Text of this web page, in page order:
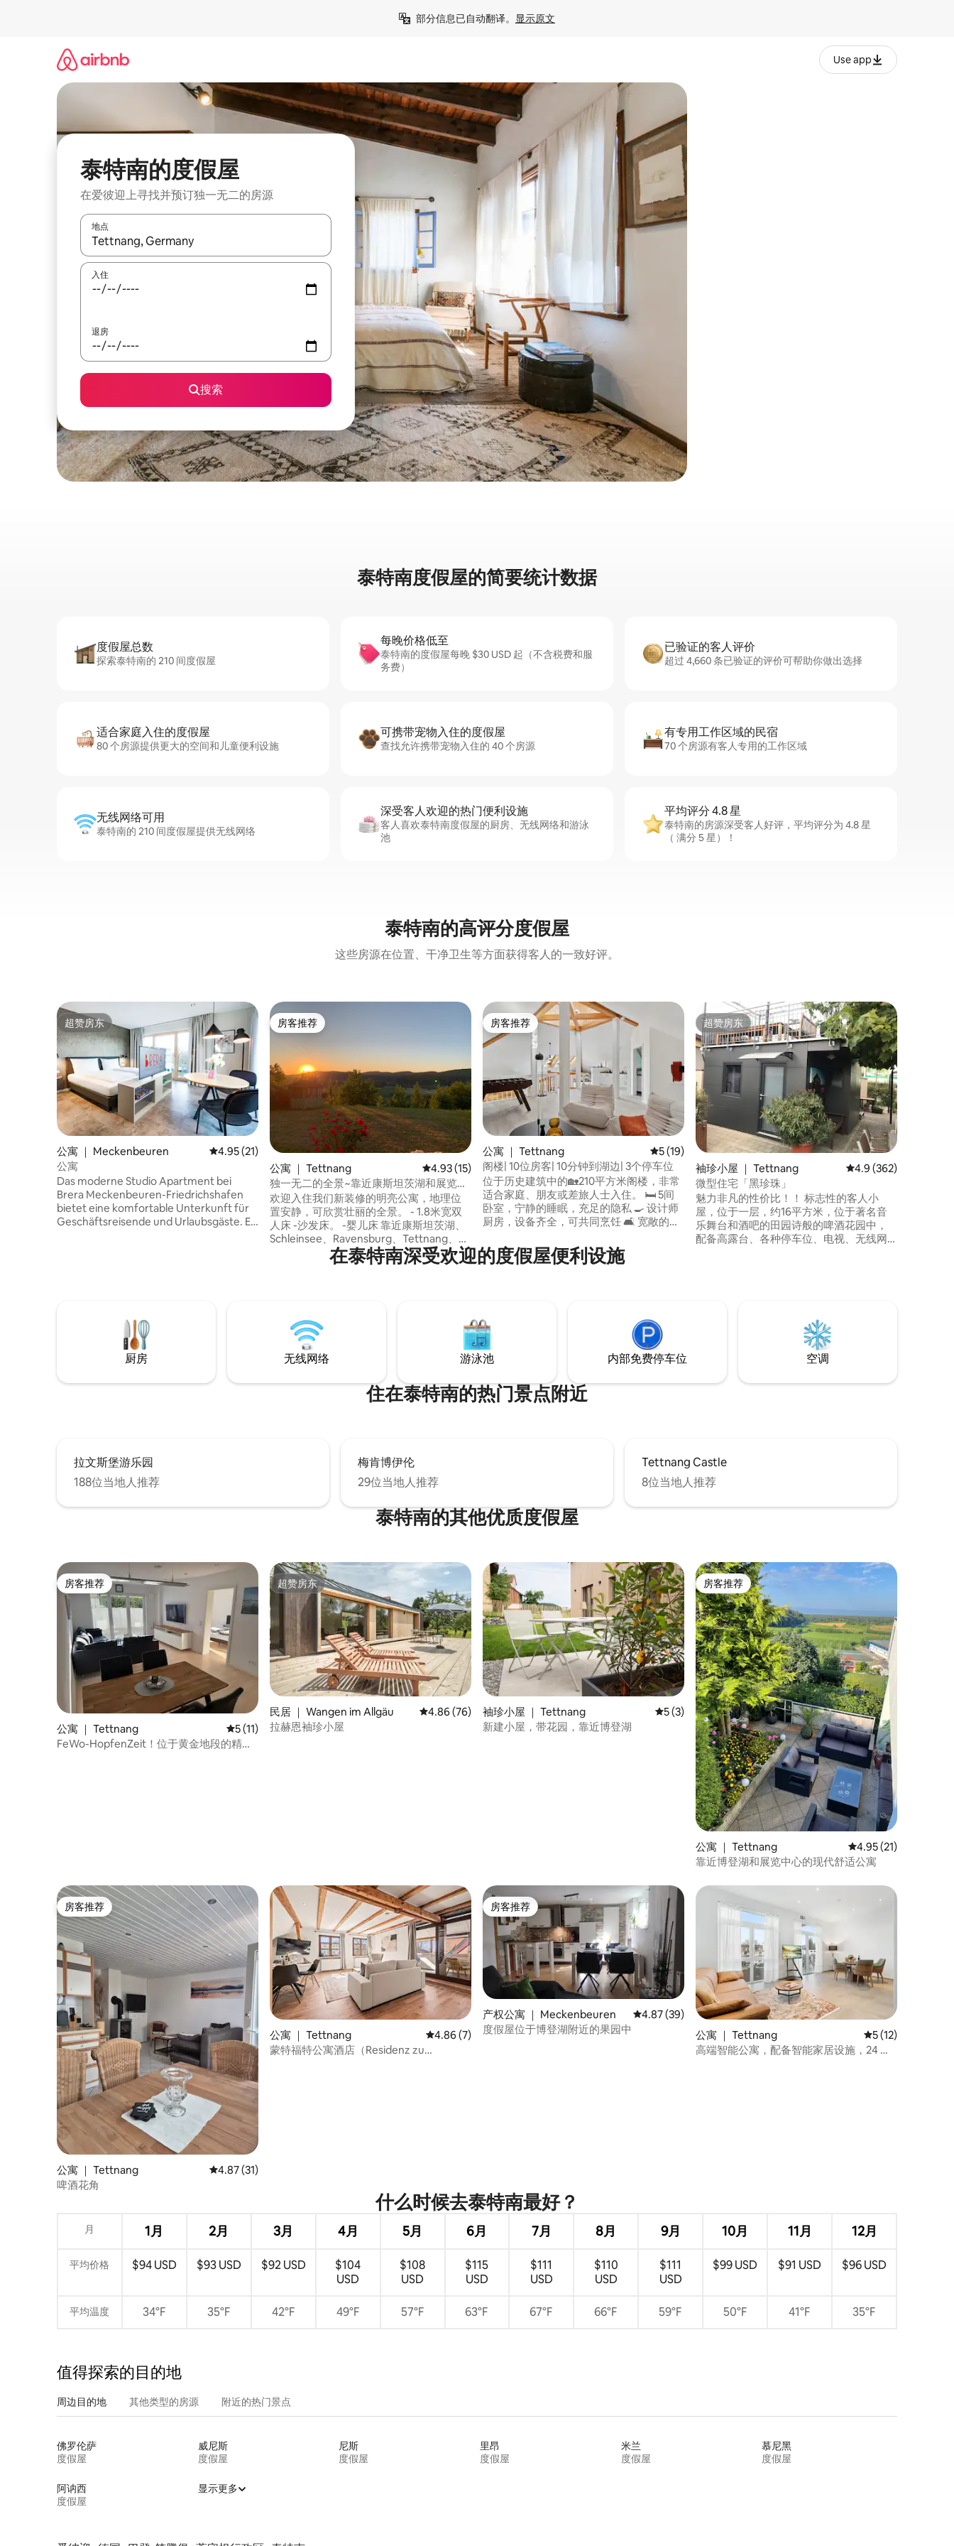
部分信息已自动翻译。 显示原文
Use app
泰特南的度假屋
在爱彼迎上寻找并预订独一无二的房源
地点
如有搜索结果，请使用上下方向键查看，或通过点击或滑动手势浏览。
入住
退房
搜索
泰特南度假屋的简要统计数据
度假屋总数
探索泰特南的 210 间度假屋
每晚价格低至
泰特南的度假屋每晚 $30 USD 起（不含税费和服
务费）
已验证的客人评价
超过 4,660 条已验证的评价可帮助你做出选择
适合家庭入住的度假屋
80 个房源提供更大的空间和儿童便利设施
可携带宠物入住的度假屋
查找允许携带宠物入住的 40 个房源
有专用工作区域的民宿
70 个房源有客人专用的工作区域
无线网络可用
泰特南的 210 间度假屋提供无线网络
深受客人欢迎的热门便利设施
客人喜欢泰特南度假屋的厨房、无线网络和游泳
池
平均评分 4.8 星
泰特南的房源深受客人好评，平均评分为 4.8 星
（ 满分 5 星）！
泰特南的高评分度假屋
这些房源在位置、干净卫生等方面获得客人的一致好评。
超赞房东
超赞房东
公寓 ｜ Meckenbeuren 平均评分 4.95 分（满分 5 分），共 21 条评价
4.95 (21)
公寓
Das moderne Studio Apartment bei
Brera Meckenbeuren-Friedrichshafen
bietet eine komfortable Unterkunft für
Geschäftsreisende und Urlaubsgäste. Es
ausgestattet. Dank der ruhigen Lage und
der guten Anbindung sind der Bodensee,
Friedrichshafen und Ravensburg schnell
房客推荐
房客推荐
公寓 ｜ Tettnang 平均评分 4.93 分（满分 5 分），共 15 条评价
4.93 (15)
独一无二的全景~靠近康斯坦茨湖和展览中
心
欢迎入住我们新装修的明亮公寓，地理位
置安静，可欣赏壮丽的全景。 - 1.8米宽双
人床 -沙发床。 -婴儿床 靠近康斯坦茨湖、
Schleinsee、Ravensburg、Tettnang、
Lindau和Allgäu ，对于那些寻求放松和冒
险的人来说，这是一个完美的目的地。 -距
房客推荐
房客推荐
公寓 ｜ Tettnang 平均评分 5 分（满分 5 分），共 19 条评价
5 (19)
阁楼| 10位房客| 10分钟到湖边| 3个停车位
位于历史建筑中的🏡210平方米阁楼，非常
适合家庭、朋友或差旅人士入住。 🛏️ 5间
卧室，宁静的睡眠，充足的隐私 🍳 设计师
厨房，设备齐全，可共同烹饪 🛋️ 宽敞的起
酒吧–享受轻松的夜晚 🚗 私人停车位–位于
房源内，位置非常便利 📍 中心位置： 距离
超赞房东
超赞房东
袖珍小屋 ｜ Tettnang 平均评分 4.9 分（满
4.9 (362)
微型住宅「黑珍珠」
魅力非凡的性价比！！ 标志性的客人小
屋，位于一层，约16平方米，位于著名音
乐舞台和酒吧的田园诗般的啤酒花园中，
配备高露台、各种停车位、电视、无线网
层楼，一楼+地下室） <Loft
在泰特南深受欢迎的度假屋便利设施
厨房 无线网络 游泳池 内部免费停车位 空调
住在泰特南的热门景点附近
拉文斯堡游乐园
188位当地人推荐
梅肯博伊伦
29位当地人推荐
Tettnang Castle
8位当地人推荐
泰特南的其他优质度假屋
房客推荐
房客推荐
公寓 ｜ Tettnang 平均评分 5 分（满分 5 分），共 11 条评价
5 (11)
FeWo-HopfenZeit！位于黄金地段的精美
超赞房东
超赞房东
民居 ｜ Wangen im Allgäu 平均评分 4.86 分（满分 5 分），共 76 条评价
4.86 (76)
拉赫恩袖珍小屋
袖珍小屋 ｜ Tettnang 平均评分 5 分（满分 5 分），共 3 条评价
5 (3)
新建小屋，带花园，靠近博登湖
房客推荐
房客推荐
公寓 ｜ Tettnang 平均评分 4.95 分（满
4.95 (21)
靠近博登湖和展览中心的现代舒适公寓
房客推荐
房客推荐
公寓 ｜ Tettnang 平均评分 4.87 分（满分 5 分），共 31 条评价
4.87 (31)
啤酒花角
公寓 ｜ Tettnang 平均评分 4.86 分（满分 5 分），共 7 条评价
4.86 (7)
蒙特福特公寓酒店（Residenz zu
房客推荐
房客推荐
产权公寓 ｜ Meckenbeuren 平均评分 4.87 分（满分 5 分），共 39 条评价
4.87 (39)
度假屋位于博登湖附近的果园中
公寓 ｜ Tettnang 平均评分 5 分（满
5 (12)
高端智能公寓，配备智能家居设施，24 小
什么时候去泰特南最好？
月 1月 2月 3月 4月 5月 6月 7月 8月 9月 10月 11月 12月
平均价格 $94 USD $93 USD $92 USD
$104
USD
$108
USD
$115
USD
$111
USD
$110
USD
$111
USD
$99 USD $91 USD $96 USD
平均温度 34°F 35°F 42°F 49°F 57°F 63°F 67°F 66°F 59°F 50°F 41°F 35°F
值得探索的目的地
周边目的地 其他类型的房源 附近的热门景点
佛罗伦萨
度假屋
威尼斯
度假屋
尼斯
度假屋
里昂
度假屋
米兰
度假屋
慕尼黑
度假屋
阿讷西
度假屋
显示更多